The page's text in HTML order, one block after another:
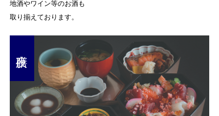
地酒やワイン等のお酒も
取り揃えております。